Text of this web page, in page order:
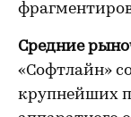
Средние
«Софтлайн»
крупнейших